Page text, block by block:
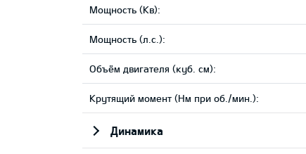
Мощность (Кв):
Мощность (л.с.):
Объём двигателя (куб. см):
Крутящий момент (Нм при об./мин.):
Динамика